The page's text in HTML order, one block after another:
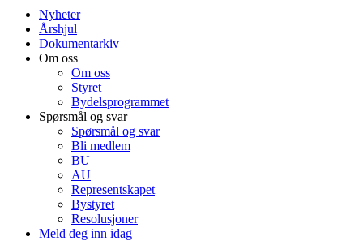
Nyheter
Årshjul
Dokumentarkiv
Om oss
Om oss
Styret
Bydelsprogrammet
Spørsmål og svar
Spørsmål og svar
Bli medlem
BU
AU
Representskapet
Bystyret
Resolusjoner
Meld deg inn idag